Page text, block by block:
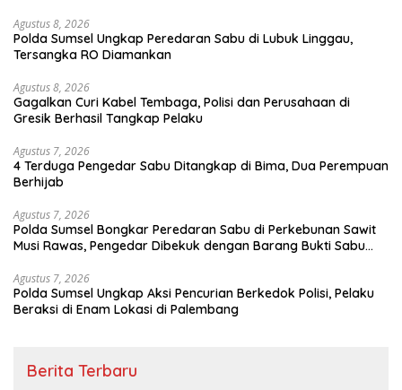
Agustus 8, 2026
Polda Sumsel Ungkap Peredaran Sabu di Lubuk Linggau,
Tersangka RO Diamankan
Agustus 8, 2026
Gagalkan Curi Kabel Tembaga, Polisi dan Perusahaan di
Gresik Berhasil Tangkap Pelaku
Agustus 7, 2026
4 Terduga Pengedar Sabu Ditangkap di Bima, Dua Perempuan
Berhijab
Agustus 7, 2026
Polda Sumsel Bongkar Peredaran Sabu di Perkebunan Sawit
Musi Rawas, Pengedar Dibekuk dengan Barang Bukti Sabu
Agustus 7, 2026
Polda Sumsel Ungkap Aksi Pencurian Berkedok Polisi, Pelaku
Beraksi di Enam Lokasi di Palembang
Berita Terbaru